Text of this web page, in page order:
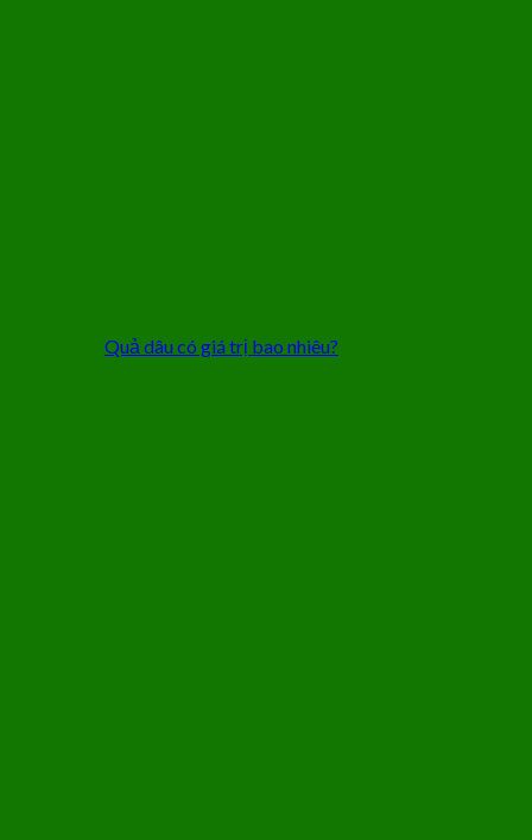
Quả dâu có giá trị bao nhiêu?